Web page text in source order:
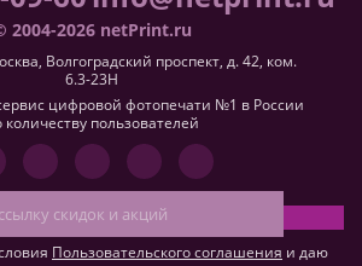
2004-2026 netPrint.ru
Волгоградский проспект, д. 42, ком.
6.3-23H
цифровой фотопечати №1 в России
количеству пользователей
Пользовательского соглашения и даю